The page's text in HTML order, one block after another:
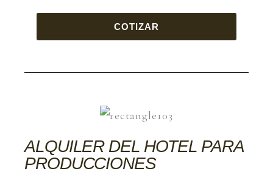
COTIZAR
ALQUILER DEL HOTEL PARA
PRODUCCIONES